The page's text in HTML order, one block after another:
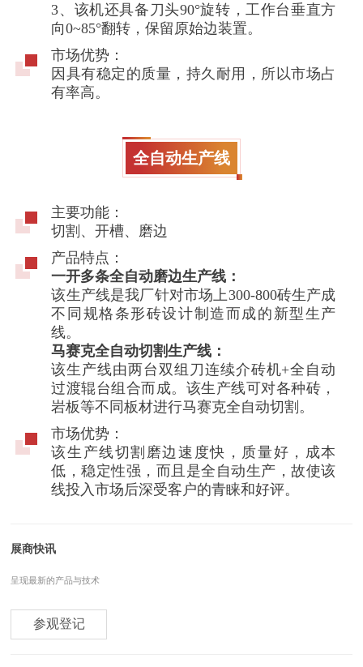
展商快讯
呈现最新的产品与技术
参观登记
3、该机还具备刀头90°旋转，工作台垂直方
向0~85°翻转，保留原始边装置。
市场优势：
因具有稳定的质量，持久耐用，所以市场占
有率高。
全自动生产线
主要功能：
切割、开槽、磨边
产品特点：
一开多条全自动磨边生产线：
该生产线是我厂针对市场上300-800砖生产成
不同规格条形砖设计制造而成的新型生产
线。
马赛克全自动切割生产线：
该生产线由两台双组刀连续介砖机+全自动
过渡辊台组合而成。该生产线可对各种砖，
岩板等不同板材进行马赛克全自动切割。
市场优势：
该生产线切割磨边速度快，质量好，成本
低，稳定性强，而且是全自动生产，故使该
线投入市场后深受客户的青睐和好评。